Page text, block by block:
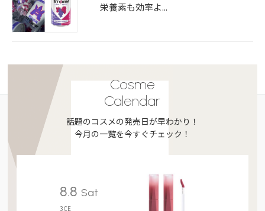
栄養素も効率よ...
Cosme
Calendar
話題のコスメの発売日が早わかり！
今月の一覧を今すぐチェック！
8.8 Sat
3CE